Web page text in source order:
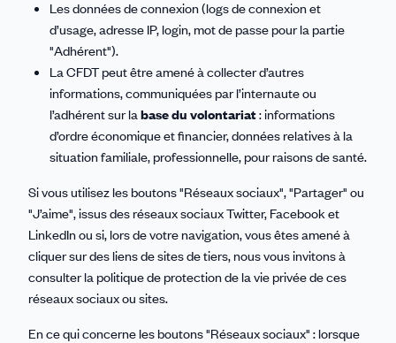
Les données de connexion (logs de connexion et
d’usage, adresse IP, login, mot de passe pour la partie
"Adhérent").
La CFDT peut être amené à collecter d’autres
informations, communiquées par l’internaute ou
l’adhérent sur labase du volontariat: informations
d’ordre économique et financier, données relatives à la
situation familiale, professionnelle, pour raisons de santé.
Si vous utilisez les boutons "Réseaux sociaux", "Partager" ou
"J’aime", issus des réseaux sociaux Twitter, Facebook et
LinkedIn ou si, lors de votre navigation, vous êtes amené à
cliquer sur des liens de sites de tiers, nous vous invitons à
consulter la politique de protection de la vie privée de ces
réseaux sociaux ou sites.
En ce qui concerne les boutons "Réseaux sociaux" : lorsque